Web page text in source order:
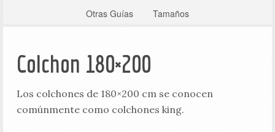
Otras Guías
Tamaños
Colchon 180×200
Los colchones de 180×200 cm se conocen
comúnmente como colchones king.